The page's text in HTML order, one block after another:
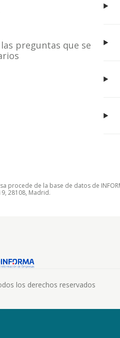
preguntas que se
procede de la base de datos de
28108, Madrid.
los derechos reservados